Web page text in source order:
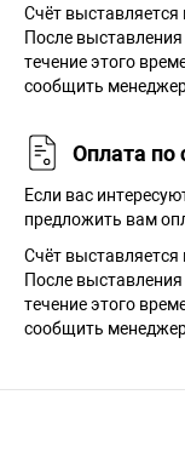
Cчёт
После выставления
течение этого
сообщить
Оплата по
Если вас
предложить вам
Счёт
После выставления
течение этого
сообщить